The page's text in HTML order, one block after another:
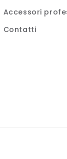
Accessori
Contatti